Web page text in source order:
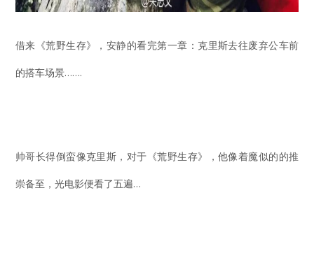
借来《荒野生存》，安静的看完第一章：克里斯去往废弃公车前
的搭车场景…….
帅哥长得倒蛮像克里斯，对于《荒野生存》，他像着魔似的的推
崇备至，光电影便看了五遍…